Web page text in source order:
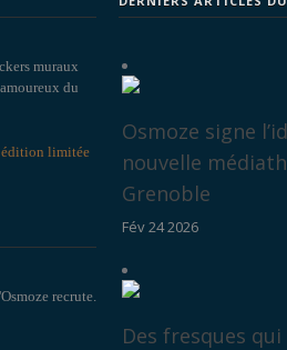
muraux
du
édition limitée
recrute.
Osmoze signe
nouvelle
Grenoble
Fév 24 2026
Des fresques qui